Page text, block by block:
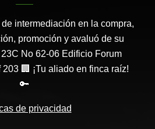
intermediación en la compra,
promoción y avaluó de su
No 62-06 Edificio Forum
🏢 ¡Tu aliado en finca raíz!
🔑
de privacidad